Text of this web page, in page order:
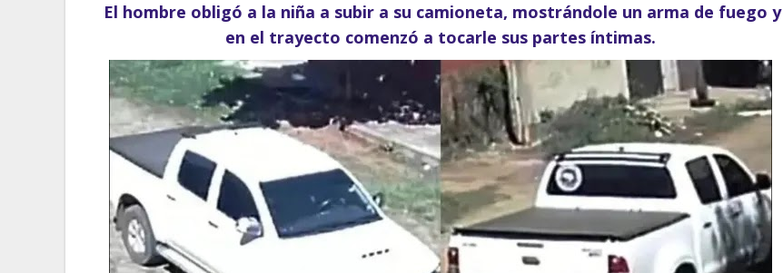
El hombre obligó a la niña a subir a su camioneta, mostrándole un arma de fuego y
en el trayecto comenzó a tocarle sus partes íntimas.